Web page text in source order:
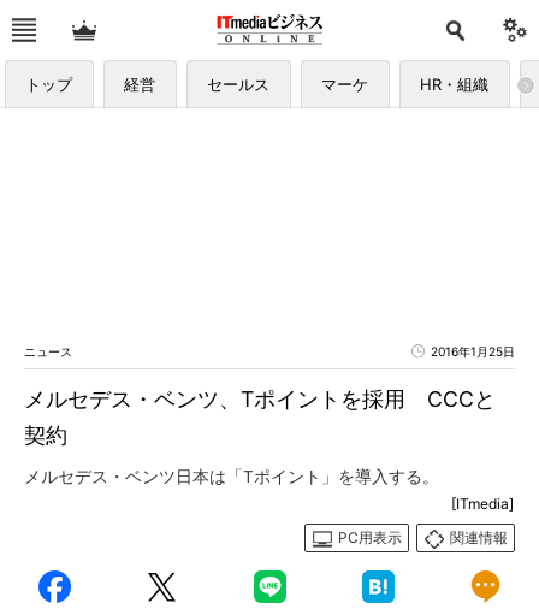
トップ 経営 セールス マーケ HR・組織
ニュース 2016年1月25日
メルセデス・ベンツ、Tポイントを採用 CCCと
契約
メルセデス・ベンツ日本は「Tポイント」を導入する。
[ITmedia]
PC用表示
関連情報